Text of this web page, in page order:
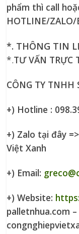
phẩm thì call
HOTLINE/
*. THÔNG TIN
*.TƯ VẤN TRỰC
CÔNG TY TNHH
+) Hotline :
+) Zalo tại đây
Việt Xanh
+) Email:
+) Website:
palletnhua.com